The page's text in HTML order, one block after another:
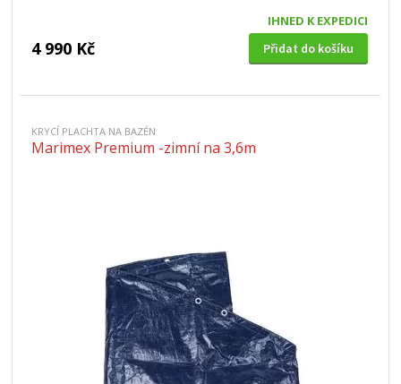
IHNED K EXPEDICI
4 990 Kč Přidat do košíku
KRYCÍ PLACHTA NA BAZÉN
Marimex Premium -zimní na 3,6m